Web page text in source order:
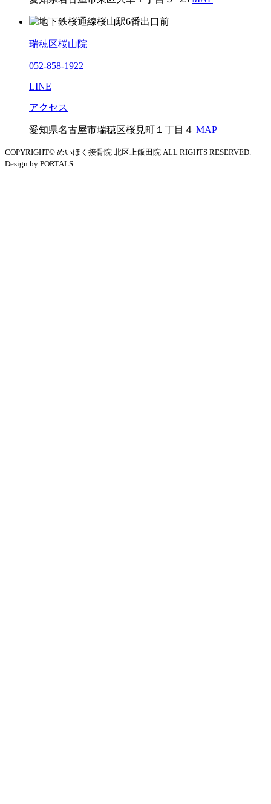
瑞穂区桜山院
052-858-1922
LINE
アクセス
愛知県名古屋市瑞穂区桜見町１丁目４ MAP
COPYRIGHT© めいほく接骨院 北区上飯田院 ALL RIGHTS RESERVED.
Design by PORTALS